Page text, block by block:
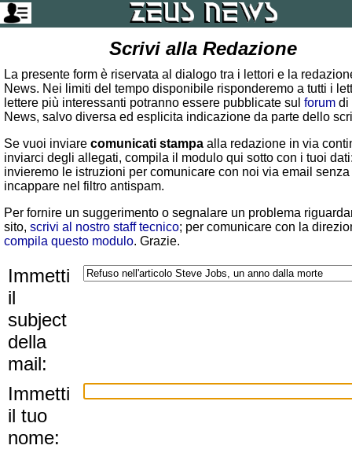
Scrivi alla Redazione
La presente form è riservata al dialogo tra i lettori e la
News. Nei limiti del tempo disponibile risponderemo a tutti i
lettere più interessanti potranno essere pubblicate sul forum di
News, salvo diversa ed esplicita indicazione da parte dello
Se vuoi inviare comunicati stampa alla redazione in via
inviarci degli allegati, compila il modulo qui sotto con i tuoi
invieremo le istruzioni per comunicare con noi via email senza
incappare nel filtro antispam.
Per fornire un suggerimento o segnalare un problema
sito, scrivi al nostro staff tecnico; per comunicare con la
compila questo modulo. Grazie.
Immetti
il
subject
della
mail:
Immetti
il tuo
nome: